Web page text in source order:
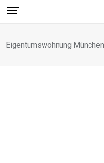
Skip
Eigentumswohnung München